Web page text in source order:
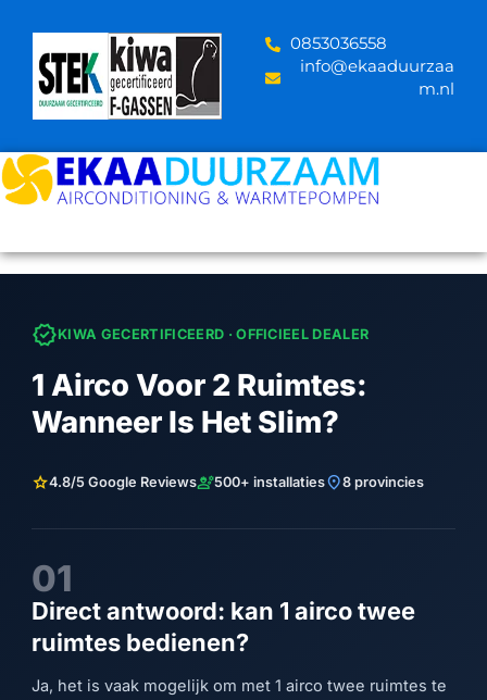
content
‪0853036558
info@ekaaduurzaa
m.nl
verifiedKIWA GECERTIFICEERD · OFFICIEEL DEALER
1 Airco Voor 2 Ruimtes:
Wanneer Is Het Slim?
star4.8/5 Google Reviewsengineering500+ installatieslocation_on8 provincies
01
Direct antwoord: kan 1 airco twee
ruimtes bedienen?
Ja, het is vaak mogelijk om met 1 airco twee ruimtes te